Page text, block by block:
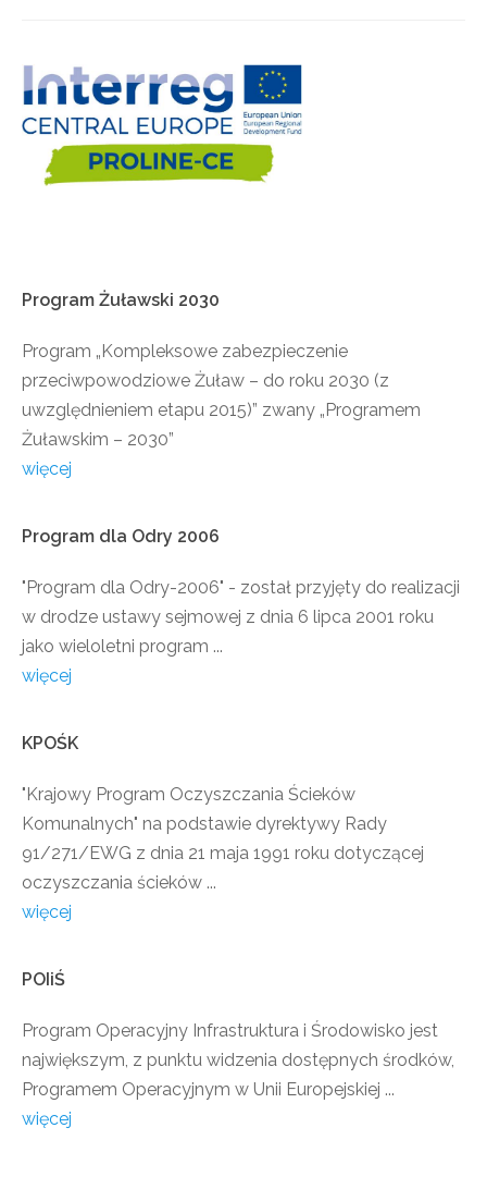
Program Żuławski 2030
Program „Kompleksowe zabezpieczenie
przeciwpowodziowe Żuław – do roku 2030 (z
uwzględnieniem etapu 2015)” zwany „Programem
Żuławskim – 2030”
więcej
Program dla Odry 2006
"Program dla Odry-2006" - został przyjęty do realizacji
w drodze ustawy sejmowej z dnia 6 lipca 2001 roku
jako wieloletni program ...
więcej
KPOŚK
"Krajowy Program Oczyszczania Ścieków
Komunalnych" na podstawie dyrektywy Rady
91/271/EWG z dnia 21 maja 1991 roku dotyczącej
oczyszczania ścieków ...
więcej
POIiŚ
Program Operacyjny Infrastruktura i Środowisko jest
największym, z punktu widzenia dostępnych środków,
Programem Operacyjnym w Unii Europejskiej ...
więcej